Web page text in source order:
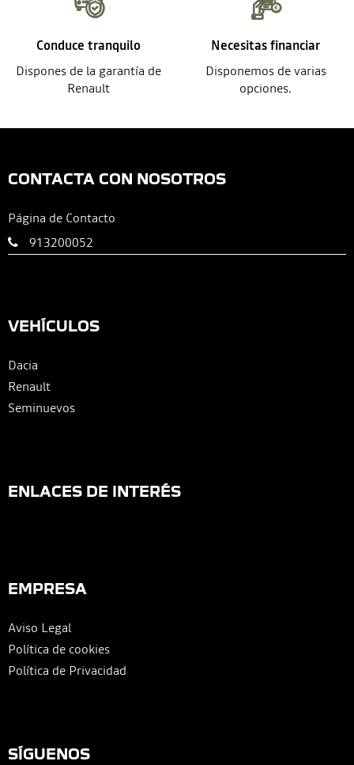
Conduce tranquilo
Dispones de la garantía de
Renault
Necesitas financiar
Disponemos de varias
opciones.
CONTACTA CON NOSOTROS
Página de Contacto
913200052
VEHÍCULOS
Dacia
Renault
Seminuevos
ENLACES DE INTERÉS
EMPRESA
Aviso Legal
Política de cookies
Política de Privacidad
SÍGUENOS